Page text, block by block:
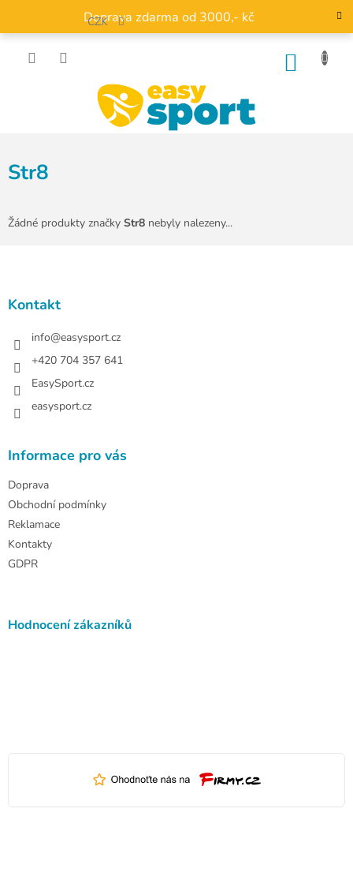
obsah
Doprava zdarma od 3000,- kč
CZK
Str8
Žádné produkty značky Str8 nebyly nalezeny...
Kontakt
info@easysport.cz
+420 704 357 641
EasySport.cz
easysport.cz
Informace pro vás
Doprava
Obchodní podmínky
Reklamace
Kontakty
GDPR
Hodnocení zákazníků